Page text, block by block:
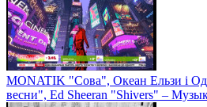
MONATIK "Сова", Океан Ельзи і
весни", Ed Sheeran "Shivers" –